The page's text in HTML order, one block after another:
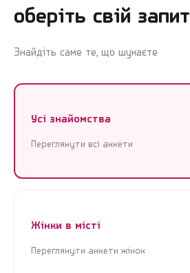
оберіть свій запит
Знайдіть саме те, що шукаєте
Усі знайомства
Переглянути всі анкети
Жінки в місті
Переглянути анкети жінок